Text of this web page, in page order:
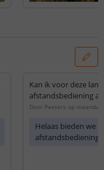
Kan ik voor deze
afstandsbediening
Door Peeters op
Helaas bieden we
afstandsbediening